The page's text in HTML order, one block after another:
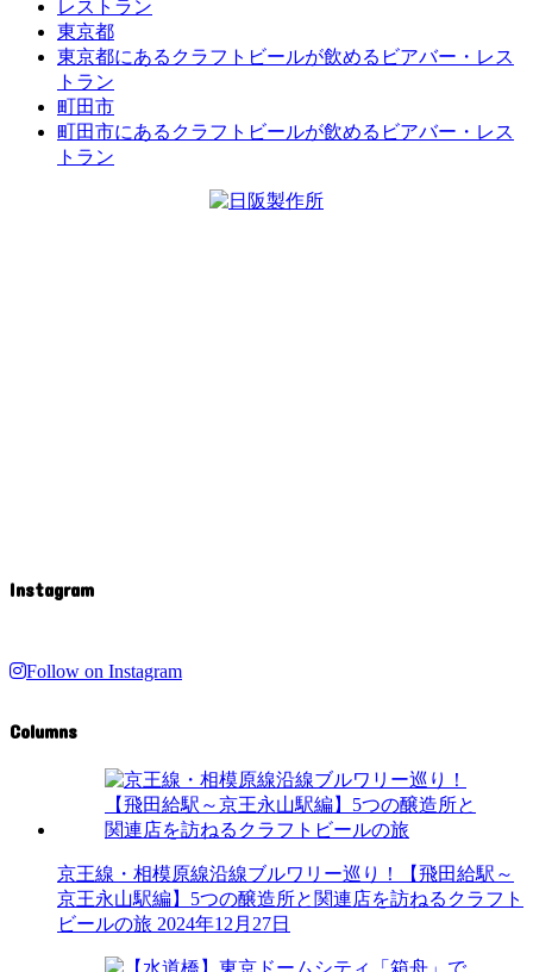
レストラン
東京都
東京都にあるクラフトビールが飲めるビアバー・レス
トラン
町田市
町田市にあるクラフトビールが飲めるビアバー・レス
トラン
Instagram
Follow on Instagram
Columns
京王線・相模原線沿線ブルワリー巡り！【飛田給駅～
京王永山駅編】5つの醸造所と関連店を訪ねるクラフト
ビールの旅 2024年12月27日